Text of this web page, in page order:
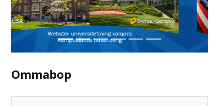
Ommabop